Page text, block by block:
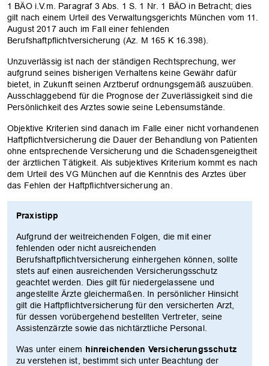
1 BÄO i.V.m. Paragraf 3 Abs. 1 S. 1 Nr. 1 BÄO in Betracht; dies
gilt nach einem Urteil des Verwaltungsgerichts München vom 11.
August 2017 auch im Fall einer fehlenden
Berufshaftpflichtversicherung (Az. M 165 K 16.398).
Unzuverlässig ist nach der ständigen Rechtsprechung, wer
aufgrund seines bisherigen Verhaltens keine Gewähr dafür
bietet, in Zukunft seinen Arztberuf ordnungsgemäß auszuüben.
Ausschlaggebend für die Prognose der Zuverlässigkeit sind die
Persönlichkeit des Arztes sowie seine Lebensumstände.
Objektive Kriterien sind danach im Falle einer nicht vorhandenen
Haftpflichtversicherung die Dauer der Behandlung von Patienten
ohne entsprechende Versicherung und die Schadensgeneigtheit
der ärztlichen Tätigkeit. Als subjektives Kriterium kommt es nach
dem Urteil des VG München auf die Kenntnis des Arztes über
das Fehlen der Haftpflichtversicherung an.
Praxistipp
Aufgrund der weitreichenden Folgen, die mit einer
fehlenden oder nicht ausreichenden
Berufshaftpflichtversicherung einhergehen können, sollte
stets auf einen ausreichenden Versicherungsschutz
geachtet werden. Dies gilt für niedergelassene und
angestellte Ärzte gleichermaßen. In persönlicher Hinsicht
gilt die Haftpflichtversicherung für den versicherten Arzt,
für dessen vorübergehend bestellten Vertreter, seine
Assistenzärzte sowie das nichtärztliche Personal.
Was unter einem hinreichenden Versicherungsschutz
zu verstehen ist, bestimmt sich unter Beachtung der